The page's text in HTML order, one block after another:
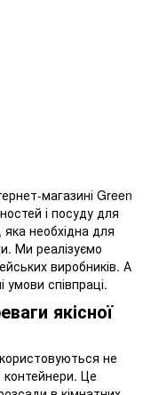
магазині Green
і посуду для
необхідна для
Ми реалізуємо
виробників. А
умови співпраці.
якісної
не
контейнери. Це